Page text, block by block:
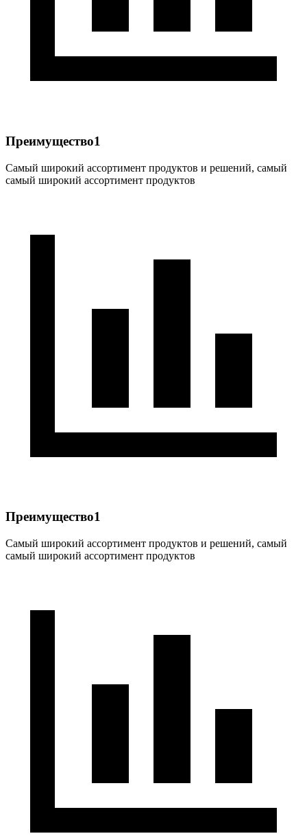
Преимущество1
Самый широкий ассортимент продуктов и решений, самый
самый широкий ассортимент продуктов
Преимущество1
Самый широкий ассортимент продуктов и решений, самый
самый широкий ассортимент продуктов